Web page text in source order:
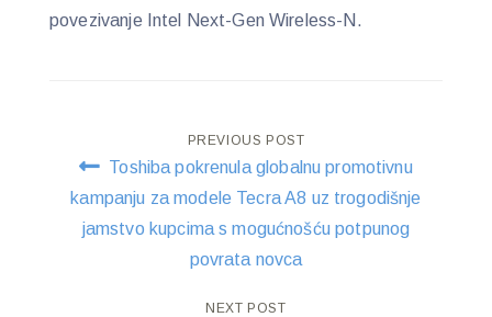
povezivanje Intel Next-Gen Wireless-N.
Post
navigation
PREVIOUS POST
Toshiba pokrenula globalnu promotivnu
kampanju za modele Tecra A8 uz trogodišnje
jamstvo kupcima s mogućnošću potpunog
povrata novca
NEXT POST